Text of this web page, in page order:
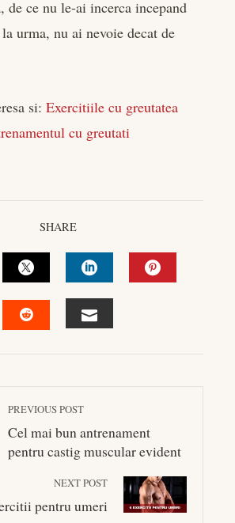
de ce nu le-ai incerca incepand
urma, nu ai nevoie decat de
si: Exercitiile cu greutatea
cu greutati
SHARE
TWITTERLINKEDIN
PREVIOUS POST
Cel mai bun antrenament
pentru castig muscular evident
NEXT POST
pentru umeri